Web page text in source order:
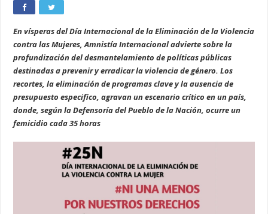
En vísperas del Día Internacional de la Eliminación de la Violencia
contra las Mujeres, Amnistía Internacional advierte sobre la
profundización del desmantelamiento de políticas públicas
destinadas a prevenir y erradicar la violencia de género. Los
recortes, la eliminación de programas clave y la ausencia de
presupuesto especifico, agravan un escenario crítico en un país,
donde, según la Defensoría del Pueblo de la Nación, ocurre un
femicidio cada 35 horas